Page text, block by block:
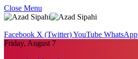
Close Menu
Facebook X (Twitter)YouTube WhatsApp
Friday, August 7